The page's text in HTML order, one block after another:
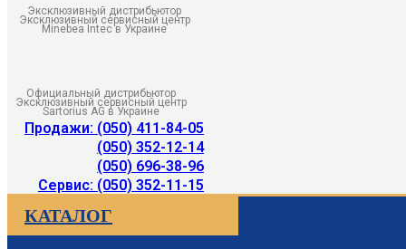
Эксклюзивный дистрибьютор
Эксклюзивный сервисный центр
Minebea Intec в Украине
Официальный дистрибьютор
Эксклюзивный сервисный центр
Sartorius AG в Украине
Продажи: (050) 411-84-05
(050) 352-12-14
(050) 696-38-96
Сервис: (050) 352-11-15
КАТАЛОГ